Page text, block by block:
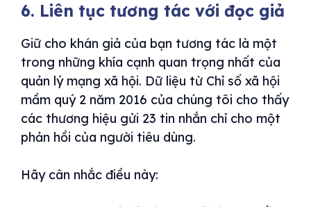
6. Liên tục tương tác với đọc giả
Giữ cho khán giả của bạn tương tác là một
trong những khía cạnh quan trọng nhất của
quản lý mạng xã hội. Dữ liệu từ Chỉ số xã hội
mầm quý 2 năm 2016 của chúng tôi cho thấy
các thương hiệu gửi 23 tin nhắn chỉ cho một
phản hồi của người tiêu dùng.
Hãy cân nhắc điều này: